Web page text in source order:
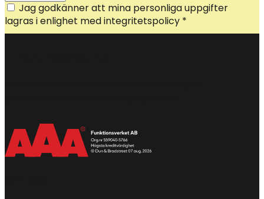
Jag godkänner att mina personliga uppgifter
lagras i enlighet med integritetspolicy *